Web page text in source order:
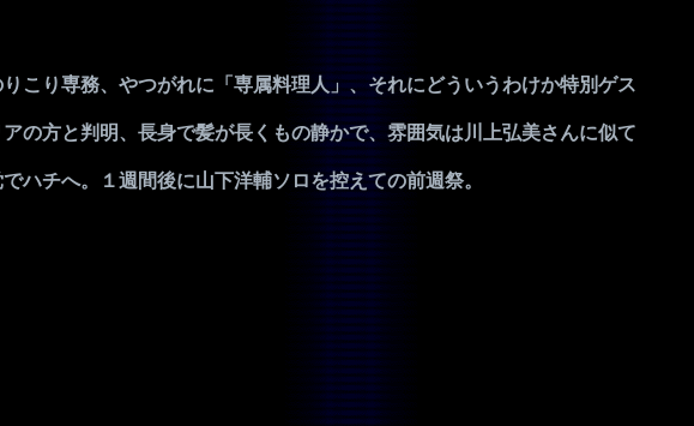
こり専務、やつがれに「専属料理人」、それにどういうわけか特別ゲス
の方と判明、長身で髪が長くもの静かで、雰囲気は川上弘美さんに似て
チへ。１週間後に山下洋輔ソロを控えての前週祭。